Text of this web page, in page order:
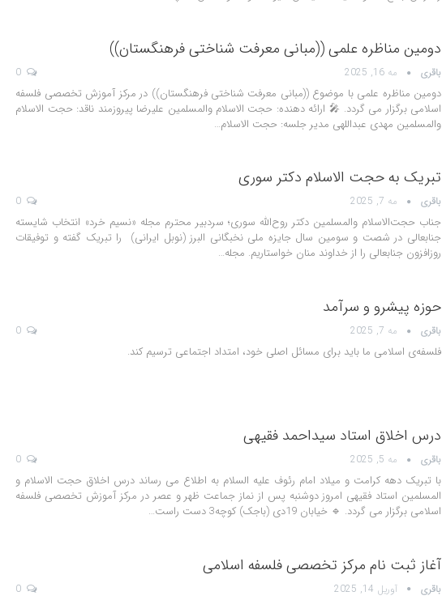
دومین مناظره علمی ((مبانی معرفت شناختی فرهنگستان))
باقری مه 16, 2025
دومین مناظره علمی با موضوع ((مبانی معرفت شناختی فرهنگستان)) در مرکز آموزش تخصصی فلسفه
اسلامی برگزار می گردد. 🎤 ارائه دهنده: حجت الاسلام والمسلمین علیرضا پیروزمند ناقد: حجت الاسلام
والمسلمین مهدی عبداللهی مدیر جلسه: حجت الاسلام…
تبریک به حجت الاسلام دکتر سوری
باقری مه 7, 2025
جناب حجت‌الاسلام والمسلمین دکتر روح‌الله سوری؛ سردبیر محترم مجله «نسیم خرد» انتخاب شایسته
جنابعالی در شصت و سومین سال جایزه ملی نخبگانی البرز (نوبل ایرانی) را تبریک گفته و توفیقات
روزافزون جنابعالی را از خداوند منان خواستاریم. مجله…
حوزه پیشرو و سرآمد
باقری مه 7, 2025
فلسفه‌ی اسلامی ما باید برای مسائل اصلی خود، امتداد اجتماعی ترسیم کند.
درس اخلاق استاد سیداحمد فقیهی
باقری مه 5, 2025
با تبریک دهه کرامت و میلاد امام رئوف علیه السلام به اطلاع می رساند درس اخلاق حجت الاسلام و
المسلمین استاد فقیهی امروز دوشنبه پس از نماز جماعت ظهر و عصر در مرکز آموزش تخصصی فلسفه
اسلامی برگزار می گردد. 🔹 خیابان 19دی (باجک) کوچه3 دست راست…
آغاز ثبت نام مرکز تخصصی فلسفه اسلامی
باقری آوریل 14, 2025